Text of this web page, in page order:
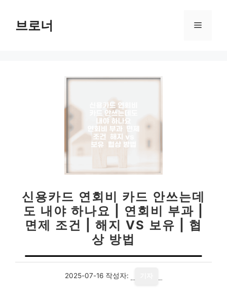
브로너 메
신용카드 연회비 카드 안쓰는데
도 내야 하나요 | 연회비 부과 |
면제 조건 | 해지 VS 보유 | 협
상 방법
2025-07-16 작성자: